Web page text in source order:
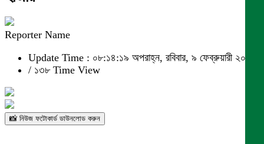
Reporter Name
Update Time : ০৮:১৪:১৯ অপরাহ্ন, রবিবার, ৯ ফেব্রুয়ারী ২০২৫
/ ১৩৮ Time View
📸 নিউজ ফটোকার্ড ডাউনলোড করুন